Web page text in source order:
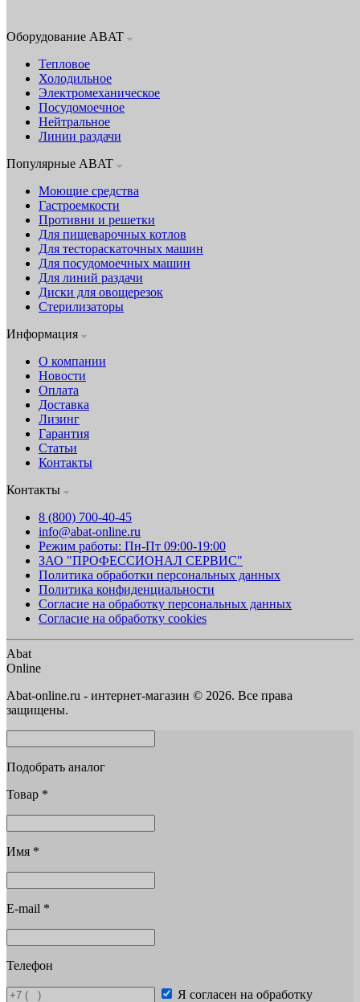
Оборудование ABAT
Тепловое
Холодильное
Электромеханическое
Посудомоечное
Нейтральное
Линии раздачи
Популярные ABAT
Моющие средства
Гастроемкости
Противни и решетки
Для пищеварочных котлов
Для тестораскаточных машин
Для посудомоечных машин
Для линий раздачи
Диски для овощерезок
Стерилизаторы
Информация
О компании
Новости
Оплата
Доставка
Лизинг
Гарантия
Статьи
Контакты
Контакты
8 (800) 700-40-45
info@abat-online.ru
Режим работы: Пн-Пт 09:00-19:00
ЗАО "ПРОФЕССИОНАЛ СЕРВИС"
Политика обработки персональных данных
Политика конфиденциальности
Согласие на обработку персональных данных
Согласие на обработку cookies
Abat
Online
Abat-online.ru - интернет-магазин © 2026. Все права
защищены.
Подобрать аналог
Товар *
Имя *
E-mail *
Телефон
Я согласен на обработку